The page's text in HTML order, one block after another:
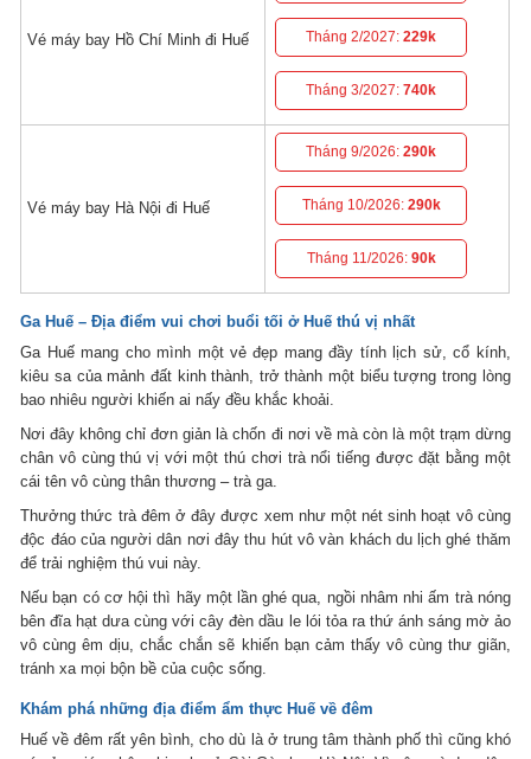
Vé máy bay Hồ Chí Minh đi Huế Tháng 2/2027:229k
Tháng 3/2027:740k
Vé máy bay Hà Nội đi Huế
Tháng 9/2026:290k
Tháng 10/2026: 290k
Tháng 11/2026: 90k
Ga Huế – Địa điểm vui chơi buổi tối ở Huế thú vị nhất
Ga Huế mang cho mình một vẻ đẹp mang đầy tính lịch sử, cổ kính,
kiêu sa của mảnh đất kinh thành, trở thành một biểu tượng trong lòng
bao nhiêu người khiến ai nấy đều khắc khoải.
Nơi đây không chỉ đơn giản là chốn đi nơi về mà còn là một trạm dừng
chân vô cùng thú vị với một thú chơi trà nổi tiếng được đặt bằng một
cái tên vô cùng thân thương – trà ga.
Thưởng thức trà đêm ở đây được xem như một nét sinh hoạt vô cùng
độc đáo của người dân nơi đây thu hút vô vàn khách du lịch ghé thăm
để trải nghiệm thú vui này.
Nếu bạn có cơ hội thì hãy một lần ghé qua, ngồi nhâm nhi ấm trà nóng
bên đĩa hạt dưa cùng với cây đèn dầu le lói tỏa ra thứ ánh sáng mờ ảo
vô cùng êm dịu, chắc chắn sẽ khiến bạn cảm thấy vô cùng thư giãn,
tránh xa mọi bộn bề của cuộc sống.
Khám phá những địa điểm ẩm thực Huế về đêm
Huế về đêm rất yên bình, cho dù là ở trung tâm thành phố thì cũng khó